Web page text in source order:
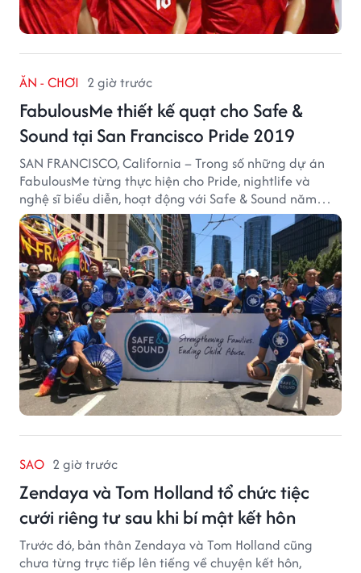
ĂN - CHƠI 2 giờ trước
FabulousMe thiết kế quạt cho Safe &
Sound tại San Francisco Pride 2019
SAN FRANCISCO, California – Trong số những dự án
FabulousMe từng thực hiện cho Pride, nightlife và
nghệ sĩ biểu diễn, hoạt động với Safe & Sound năm
2019 mang một bối cảnh khác biệt. Safe & Sound là tổ
chức phi lợi nhuận tại San Francisco hoạt động trong
lĩnh vực phòng ngừa bạo hành trẻ em, hỗ trợ gia đình
và xây dựng môi trường an toàn cho trẻ em.
SAO 2 giờ trước
Zendaya và Tom Holland tổ chức tiệc
cưới riêng tư sau khi bí mật kết hôn
Trước đó, bản thân Zendaya và Tom Holland cũng
chưa từng trực tiếp lên tiếng về chuyện kết hôn,